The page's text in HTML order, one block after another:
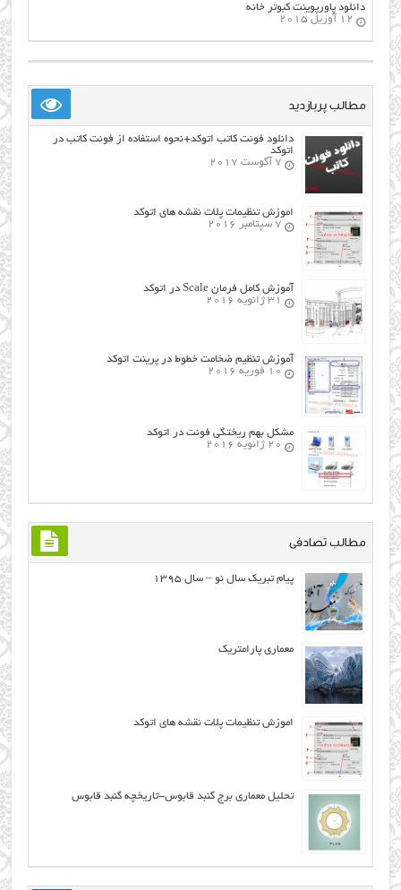
دانلود پاورپوینت کبوتر خانه
12 آوریل 2015
مطالب پربازدید
دانلود فونت کاتب اتوکد+نحوه استفاده از فونت کاتب در
اتوکد
7 آگوست 2017
اموزش تنظیمات پلات نقشه های اتوکد
7 سپتامبر 2016
آموزش کامل فرمان Scale در اتوکد
31 ژانویه 2016
آموزش تنظیم ضخامت خطوط در پرینت اتوکد
10 فوریه 2016
مشکل بهم ریختگی فونت در اتوکد
20 ژانویه 2016
مطالب تصادفی
پیام تبریک سال نو – سال ۱۳۹۵
معماری پارامتریک
اموزش تنظیمات پلات نقشه های اتوکد
تحلیل معماری برج گنبد قابوس-تاریخچه گنبد قابوس